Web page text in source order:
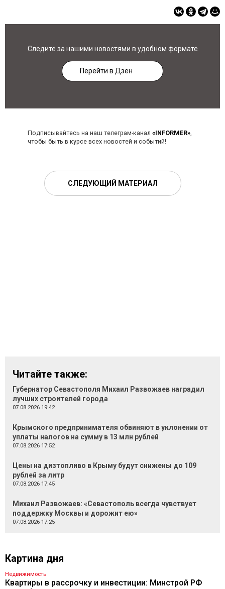
Следите за нашими новостями в удобном формате
Перейти в Дзен
Подписывайтесь на наш телеграм-канал «INFORMER»,
чтобы быть в курсе всех новостей и событий!
СЛЕДУЮЩИЙ МАТЕРИАЛ
Читайте также:
Губернатор Севастополя Михаил Развожаев наградил
лучших строителей города
07.08.2026 19:42
Крымского предпринимателя обвиняют в уклонении от
уплаты налогов на сумму в 13 млн рублей
07.08.2026 17:52
Цены на дизтопливо в Крыму будут снижены до 109
рублей за литр
07.08.2026 17:45
Михаил Развожаев: «Севастополь всегда чувствует
поддержку Москвы и дорожит ею»
07.08.2026 17:25
Картина дня
Недвижимость
Квартиры в рассрочку и инвестиции: Минстрой РФ